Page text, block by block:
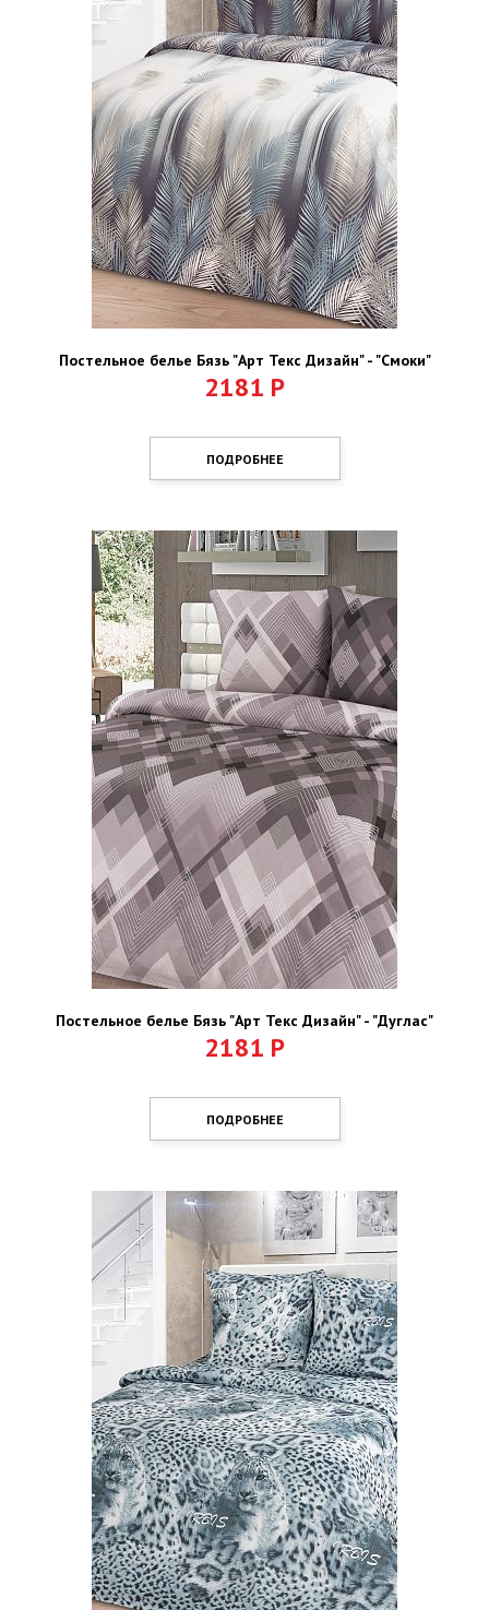
Постельное белье Бязь "Арт Текс Дизайн" - "Смоки"
2181 Р
ПОДРОБНЕЕ
Постельное белье Бязь "Арт Текс Дизайн" - "Дуглас"
2181 Р
ПОДРОБНЕЕ